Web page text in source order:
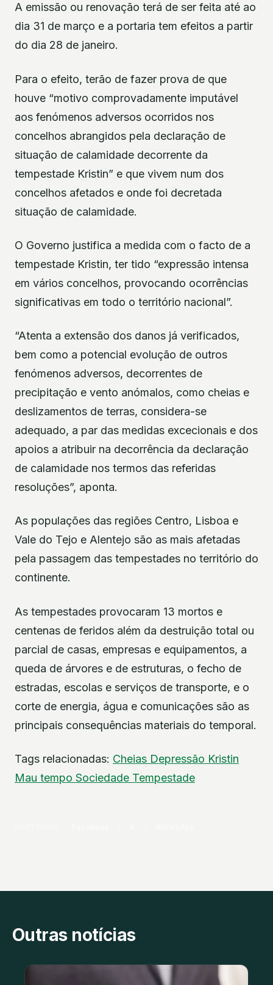
A emissão ou renovação terá de ser feita até ao
dia 31 de março e a portaria tem efeitos a partir
do dia 28 de janeiro.
Para o efeito, terão de fazer prova de que
houve “motivo comprovadamente imputável
aos fenómenos adversos ocorridos nos
concelhos abrangidos pela declaração de
situação de calamidade decorrente da
tempestade Kristin” e que vivem num dos
concelhos afetados e onde foi decretada
situação de calamidade.
O Governo justifica a medida com o facto de a
tempestade Kristin, ter tido “expressão intensa
em vários concelhos, provocando ocorrências
significativas em todo o território nacional”.
“Atenta a extensão dos danos já verificados,
bem como a potencial evolução de outros
fenómenos adversos, decorrentes de
precipitação e vento anómalos, como cheias e
deslizamentos de terras, considera-se
adequado, a par das medidas excecionais e dos
apoios a atribuir na decorrência da declaração
de calamidade nos termos das referidas
resoluções”, aponta.
As populações das regiões Centro, Lisboa e
Vale do Tejo e Alentejo são as mais afetadas
pela passagem das tempestades no território do
continente.
As tempestades provocaram 13 mortos e
centenas de feridos além da destruição total ou
parcial de casas, empresas e equipamentos, a
queda de árvores e de estruturas, o fecho de
estradas, escolas e serviços de transporte, e o
corte de energia, água e comunicações são as
principais consequências materiais do temporal.
Tags relacionadas: Cheias Depressão Kristin
Mau tempo Sociedade Tempestade
Outras notícias